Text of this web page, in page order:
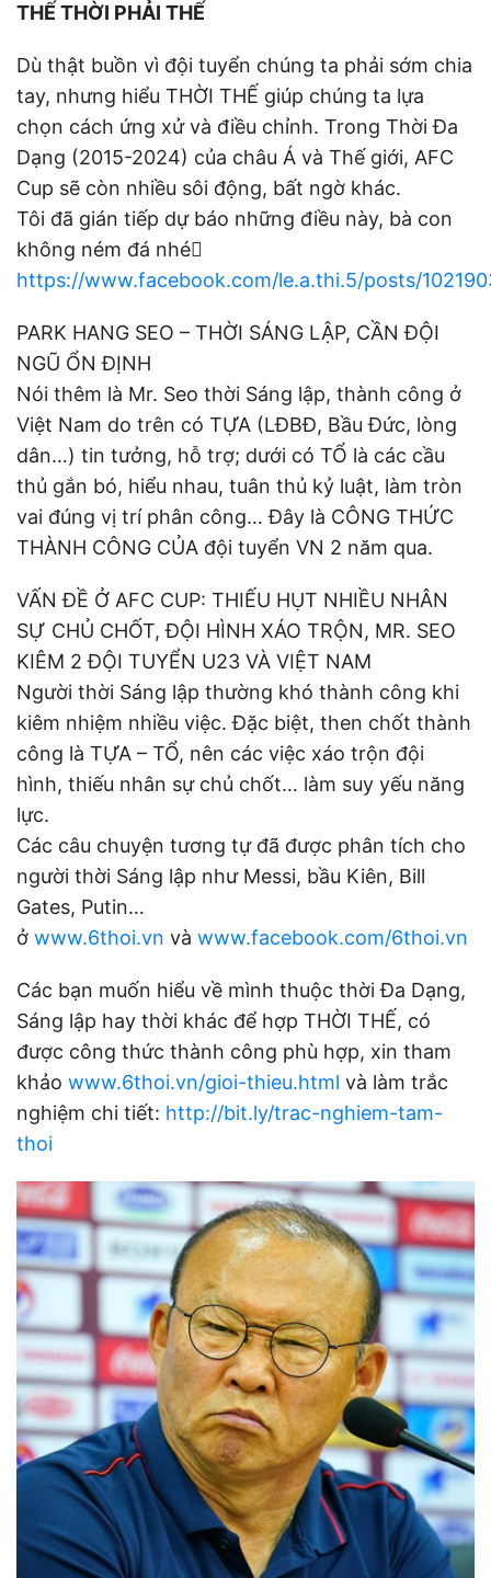
THẾ THỜI PHẢI THẾ
Dù thật buồn vì đội tuyển chúng ta phải sớm chia
tay, nhưng hiểu THỜI THẾ giúp chúng ta lựa
chọn cách ứng xử và điều chỉnh. Trong Thời Đa
Dạng (2015-2024) của châu Á và Thế giới, AFC
Cup sẽ còn nhiều sôi động, bất ngờ khác.
Tôi đã gián tiếp dự báo những điều này, bà con
không ném đá nhé
https://www.facebook.com/le.a.thi.5/posts/
PARK HANG SEO – THỜI SÁNG LẬP, CẦN ĐỘI
NGŨ ỔN ĐỊNH
Nói thêm là Mr. Seo thời Sáng lập, thành công ở
Việt Nam do trên có TỰA (LĐBĐ, Bầu Đức, lòng
dân…) tin tưởng, hỗ trợ; dưới có TỔ là các cầu
thủ gắn bó, hiểu nhau, tuân thủ kỷ luật, làm tròn
vai đúng vị trí phân công… Đây là CÔNG THỨC
THÀNH CÔNG CỦA đội tuyển VN 2 năm qua.
VẤN ĐỀ Ở AFC CUP: THIẾU HỤT NHIỀU NHÂN
SỰ CHỦ CHỐT, ĐỘI HÌNH XÁO TRỘN, MR. SEO
KIÊM 2 ĐỘI TUYỂN U23 VÀ VIỆT NAM
Người thời Sáng lập thường khó thành công khi
kiêm nhiệm nhiều việc. Đặc biệt, then chốt thành
công là TỰA – TỔ, nên các việc xáo trộn đội
hình, thiếu nhân sự chủ chốt… làm suy yếu năng
lực.
Các câu chuyện tương tự đã được phân tích cho
người thời Sáng lập như Messi, bầu Kiên, Bill
Gates, Putin…
ở www.6thoi.vn và www.facebook.com/6thoi.vn
Các bạn muốn hiểu về mình thuộc thời Đa Dạng,
Sáng lập hay thời khác để hợp THỜI THẾ, có
được công thức thành công phù hợp, xin tham
khảo www.6thoi.vn/gioi-thieu.html và làm trắc
nghiệm chi tiết: http://bit.ly/trac-nghiem-tam-
thoi